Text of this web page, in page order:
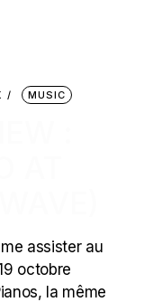
MUSIC
assister au
octobre
la même